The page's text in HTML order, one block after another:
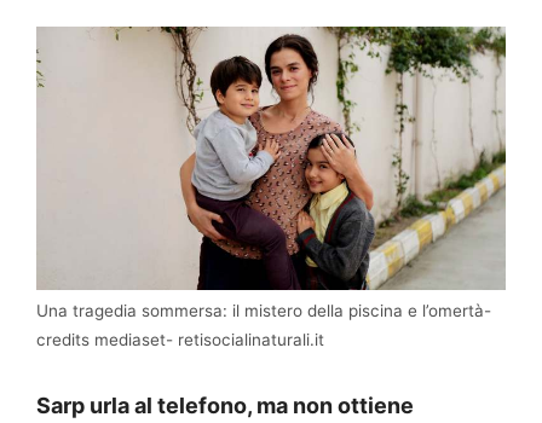
Una tragedia sommersa: il mistero della piscina e l’omertà-
credits mediaset- retisocialinaturali.it
Sarp urla al telefono, ma non ottiene